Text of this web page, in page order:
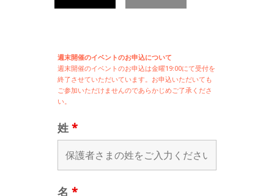
週末開催のイベントのお申込について
週末開催のイベントのお申込は金曜19:00にて受付を
終了させていただいています。お申込いただいても
ご参加いただけませんのであらかじめご了承くださ
い。
姓 *
名 *